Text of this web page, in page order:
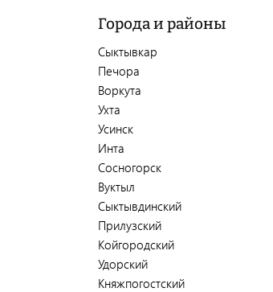
Города и районы
Сыктывкар
Печора
Воркута
Ухта
Усинск
Инта
Сосногорск
Вуктыл
Сыктывдинский
Прилузский
Койгородский
Удорский
Княжпогостский